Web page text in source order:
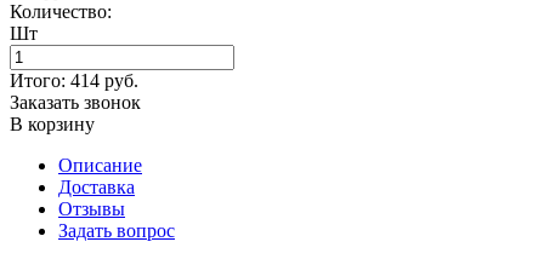
Количество:
Шт
Итого: 414 руб.
Заказать звонок
В корзину
Описание
Доставка
Отзывы
Задать вопрос